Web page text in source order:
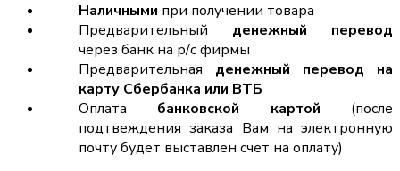
Наличными при получении товара
Предварительный денежный перевод
через банк на р/с фирмы
Предварительная денежный перевод на
карту Сбербанка или ВТБ
Оплата банковской картой (после
подтвеждения заказа Вам на электронную
почту будет выставлен счет на оплату)